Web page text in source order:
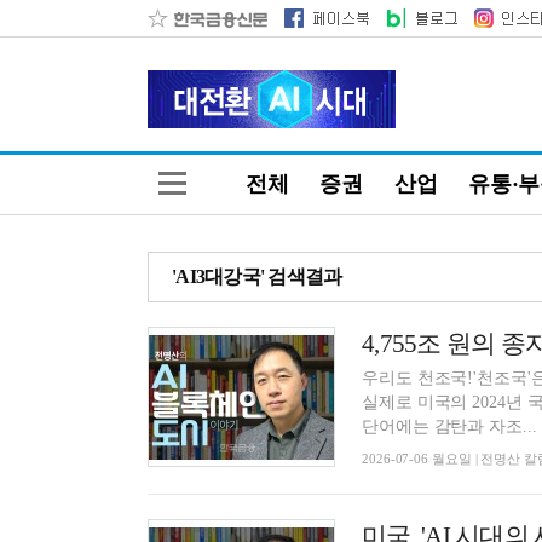
전체 증권 산업 유통·
'AI3대강국' 검색결과
우리도 천조국!'천조국'
실제로 미국의 2024년
단어에는 감탄과 자조...
2026-07-06 월요일 | 전명산 칼